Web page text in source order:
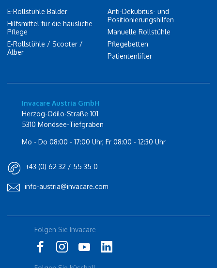
E-Rollstühle Balder
Hilfsmittel für die häusliche
Pflege
E-Rollstühle / Scooter /
Alber
Anti-Dekubitus- und
Positionierungshilfen
Manuelle Rollstühle
Pflegebetten
Patientenlifter
Invacare Austria GmbH
Herzog-Odilo-Straße 101
5310 Mondsee-Tiefgraben
Mo - Do 08:00 - 17:00 Uhr, Fr 08:00 - 12:30 Uhr
+43 (0) 62 32 / 55 35 0
info-austria@invacare.com
Folgen Sie Invacare
Rolli-Community
Instagram
Küschall